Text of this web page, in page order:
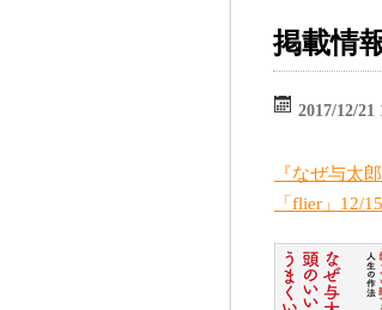
掲載情
2017/12/21
『なぜ与太
「flier」12/15